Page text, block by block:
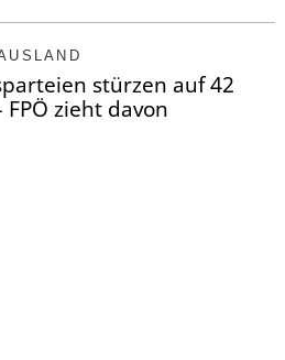
stürzen auf 42
FPÖ zieht davon